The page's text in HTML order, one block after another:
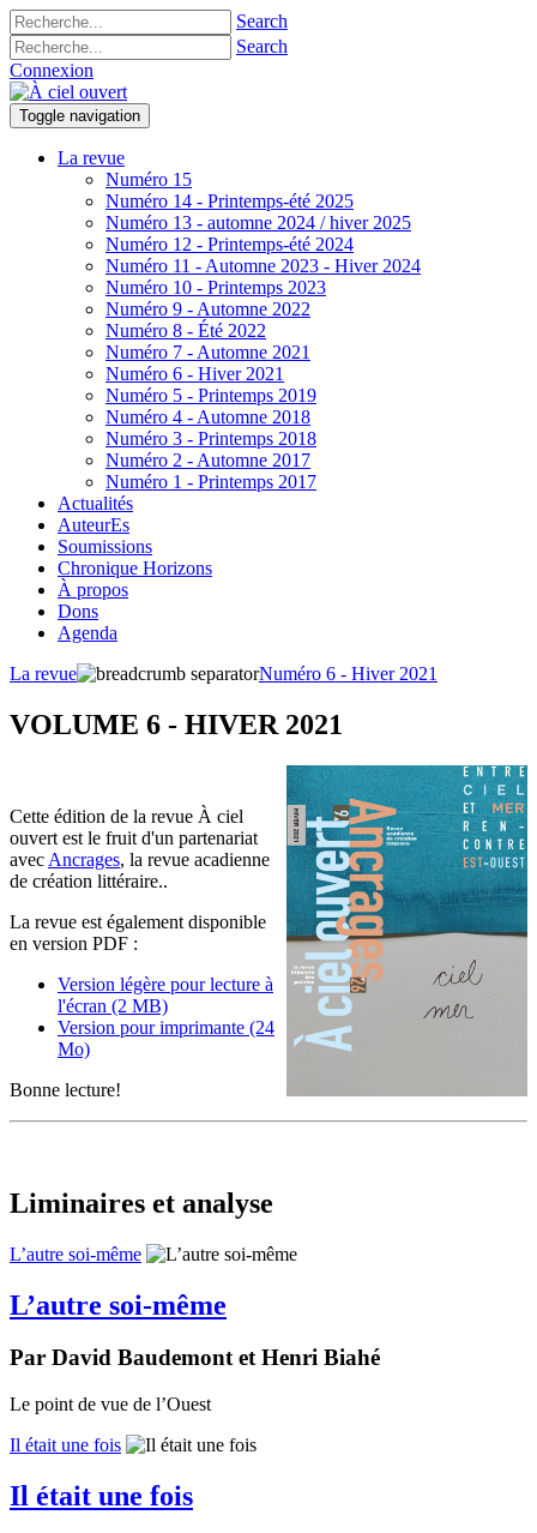
Search
Search
Connexion
Toggle navigation
La revue
Numéro 15
Numéro 14 - Printemps-été 2025
Numéro 13 - automne 2024 / hiver 2025
Numéro 12 - Printemps-été 2024
Numéro 11 - Automne 2023 - Hiver 2024
Numéro 10 - Printemps 2023
Numéro 9 - Automne 2022
Numéro 8 - Été 2022
Numéro 7 - Automne 2021
Numéro 6 - Hiver 2021
Numéro 5 - Printemps 2019
Numéro 4 - Automne 2018
Numéro 3 - Printemps 2018
Numéro 2 - Automne 2017
Numéro 1 - Printemps 2017
Actualités
AuteurEs
Soumissions
Chronique Horizons
À propos
Dons
Agenda
La revue
Numéro 6 - Hiver 2021
VOLUME 6 - HIVER 2021
Cette édition de la revue À ciel
ouvert est le fruit d'un partenariat
avec Ancrages, la revue acadienne
de création littéraire..
La revue est également disponible
en version PDF :
Version légère pour lecture à
l'écran (2 MB)
Version pour imprimante (24
Mo)
Bonne lecture!
Liminaires et analyse
L’autre soi-même
L’autre soi-même
Par David Baudemont et Henri Biahé
Le point de vue de l’Ouest
Il était une fois
Il était une fois